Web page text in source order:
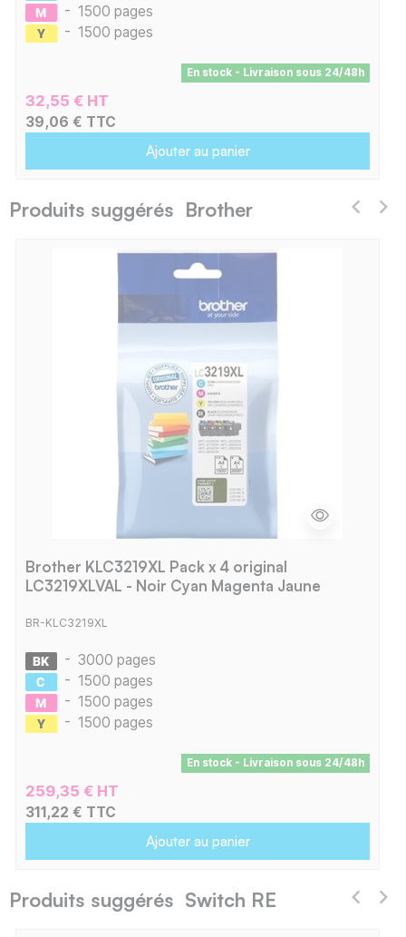
- 1500 pages
- 1500 pages
En stock - Livraison sous 24/48h
32,55 € HT
39,06 € TTC
Ajouter au panier
Produits suggérés Brother
Brother KLC3219XL Pack x 4 original
LC3219XLVAL - Noir Cyan Magenta Jaune
BR-KLC3219XL
- 3000 pages
- 1500 pages
- 1500 pages
- 1500 pages
En stock - Livraison sous 24/48h
259,35 € HT
311,22 € TTC
Ajouter au panier
Produits suggérés Switch RE